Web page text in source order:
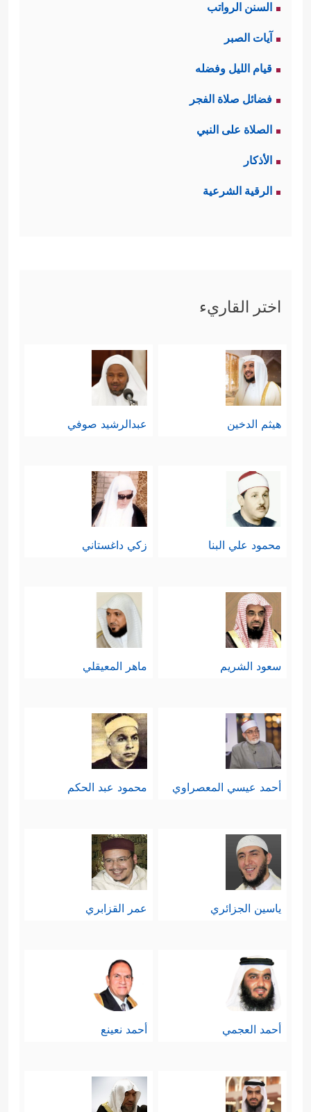
السنن الرواتب
آيات الصبر
قيام الليل وفضله
فضائل صلاة الفجر
الصلاة على النبي
الأذكار
الرقية الشرعية
اختر القاريء
هيثم الدخين عبدالرشيد صوفي
محمود علي البنا زكي داغستاني
سعود الشريم ماهر المعيقلي
أحمد عيسي المعصراوي محمود عبد الحكم
ياسين الجزائري عمر القزابري
أحمد العجمي أحمد نعينع